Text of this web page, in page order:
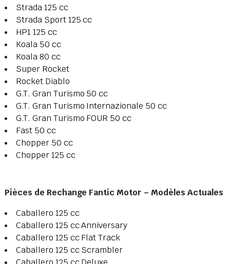
Strada 125 cc
Strada Sport 125 cc
HP1 125 cc
Koala 50 cc
Koala 80 cc
Super Rocket
Rocket Diablo
G.T. Gran Turismo 50 cc
G.T. Gran Turismo Internazionale 50 cc
G.T. Gran Turismo FOUR 50 cc
Fast 50 cc
Chopper 50 cc
Chopper 125 cc
Pièces de Rechange Fantic Motor – Modèles Actuales
Caballero 125 cc
Caballero 125 cc Anniversary
Caballero 125 cc Flat Track
Caballero 125 cc Scrambler